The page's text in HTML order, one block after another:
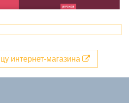
интернет-магазина